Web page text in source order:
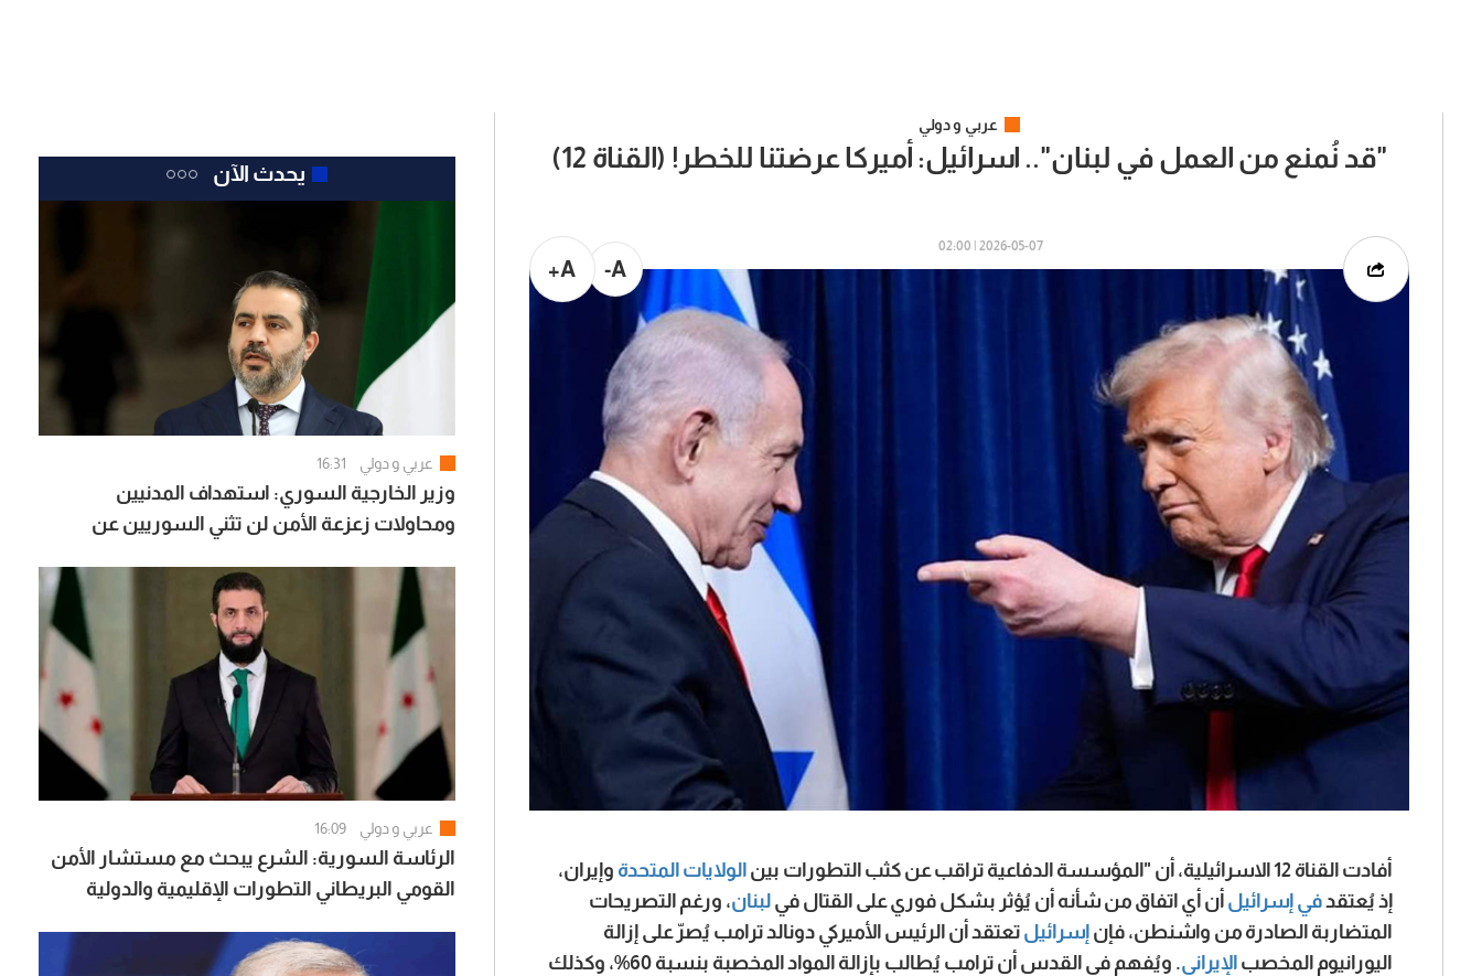
عربي و دولي
"قد نُمنع من العمل في لبنان".. اسرائيل: أميركا عرضتنا للخطر! (القناة 12)
2026-05-07 | 02:00
A-
A+
أفادت القناة 12 الاسرائيلية، أن "المؤسسة الدفاعية تراقب عن كثب التطورات بين الولايات المتحدة وإيران،
إذ يُعتقدفي إسرائيل أن أي اتفاق من شأنه أن يُؤثر بشكل فوري على القتال في لبنان، ورغم التصريحات
المتضاربة الصادرة من واشنطن، فإنإسرائيل تعتقد أن الرئيس الأميركي دونالد ترامب يُصرّ على إزالة
اليورانيوم المخصب الإيراني
. ويُفهم في القدس أن ترامب يُطالب بإزالة المواد المخصبة بنسبة 60%، وكذلك
يحدث الآن
عربي و دولي 16:31
وزير الخارجية السوري: استهداف المدنيين
ومحاولات زعزعة الأمن لن تثني السوريين عن
عربي و دولي 16:09
الرئاسة السورية: الشرع يبحث مع مستشار الأمن
القومي البريطاني التطورات الإقليمية والدولية